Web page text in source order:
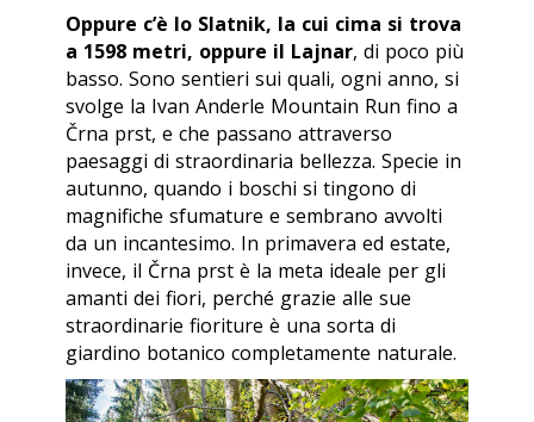
Oppure c’è lo Slatnik, la cui cima si trova
a 1598 metri, oppure il Lajnar, di poco più
basso. Sono sentieri sui quali, ogni anno, si
svolge la Ivan Anderle Mountain Run fino a
Črna prst, e che passano attraverso
paesaggi di straordinaria bellezza. Specie in
autunno, quando i boschi si tingono di
magnifiche sfumature e sembrano avvolti
da un incantesimo. In primavera ed estate,
invece, il Črna prst è la meta ideale per gli
amanti dei fiori, perché grazie alle sue
straordinarie fioriture è una sorta di
giardino botanico completamente naturale.